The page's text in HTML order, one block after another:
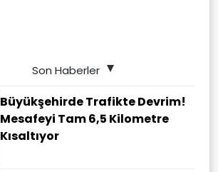
Son Haberler
Büyükşehirde Trafikte Devrim!
Mesafeyi Tam 6,5 Kilometre
Kısaltıyor